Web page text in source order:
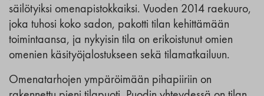
säilötyiksi omenapistokkaiksi. Vuoden 2014 raekuuro,
joka tuhosi koko sadon, pakotti tilan kehittämään
toimintaansa, ja nykyisin tila on erikoistunut omien
omenien käsityöjalostukseen sekä tilamatkailuun.
Omenatarhojen ympäröimään pihapiiriin on